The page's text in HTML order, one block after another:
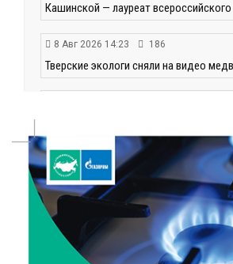
Кашинской — лауреат
8 Авг 2026 14:23 186
Тверские экологи сняли на видео
Калязине
8 Авг 2026 13:37 478
Чем удивит X Международный
в 2026 году?
8 Авг 2026 12:37 295